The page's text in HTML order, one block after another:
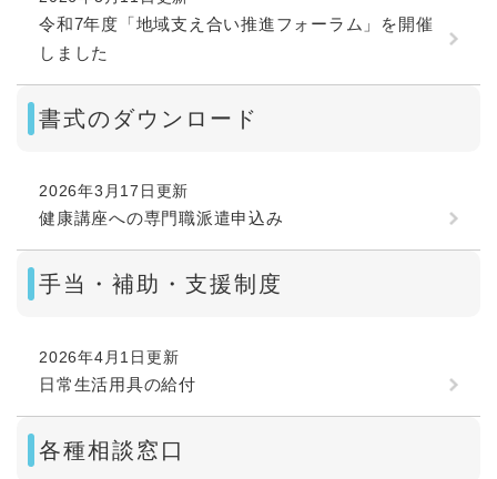
令和7年度「地域支え合い推進フォーラム」を開催
しました
書式のダウンロード
2026年3月17日更新
健康講座への専門職派遣申込み
手当・補助・支援制度
2026年4月1日更新
日常生活用具の給付
各種相談窓口